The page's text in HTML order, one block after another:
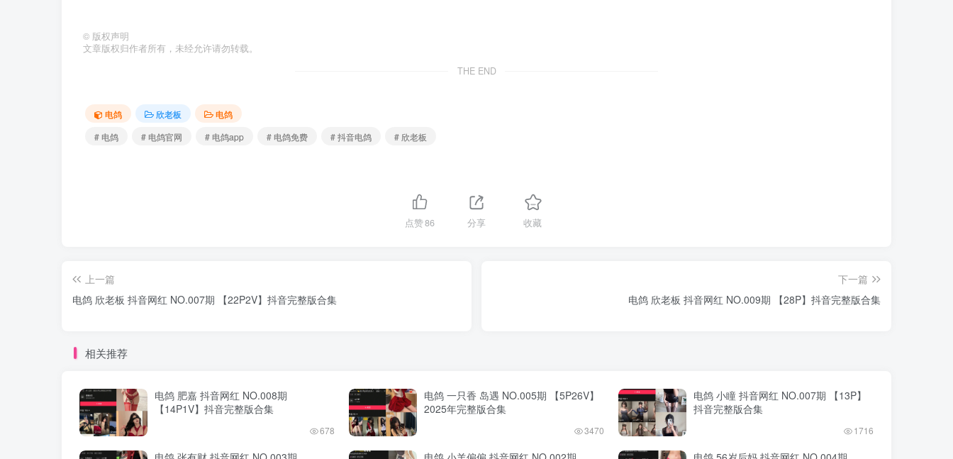
© 版权声明
文章版权归作者所有，未经允许请勿转载。
THE END
电鸽 欣老板
电鸽
# 电鸽
# 电鸽官网 # 电鸽app # 电鸽免费 # 抖音电鸽 # 欣老板
点赞86 分享 收藏
上一篇
电鸽 欣老板 抖音网红 NO.007期 【22P2V】抖音完整版合集
下一篇
电鸽 欣老板 抖音网红 NO.009期 【28P】抖音完整版合集
相关推荐
电鸽 肥嘉 抖音网红 NO.008期
【14P1V】抖音完整版合集
678
电鸽 一只香 岛遇 NO.005期 【5P26V】
2025年完整版合集
3470
电鸽 小瞳 抖音网红 NO.007期 【13P】
抖音完整版合集
1716